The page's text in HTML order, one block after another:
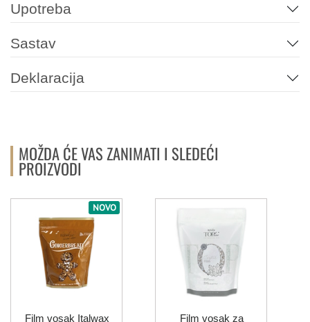
Upotreba
Sastav
Deklaracija
MOŽDA ĆE VAS ZANIMATI I SLEDEĆI
PROIZVODI
NOVO
Film vosak Italwax Film vosak za